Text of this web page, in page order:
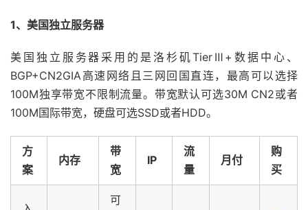
1、美国独立服务器
美国独立服务器采用的是洛杉矶TierⅢ+数据中心、
BGP+CN2GIA高速网络且三网回国直连，最高可以选择
100M独享带宽不限制流量。带宽默认可选30M CN2或者
100M国际带宽，硬盘可选SSD或者HDD。
方
案
内存
带
宽
IP
流
量
月付
购
买
可